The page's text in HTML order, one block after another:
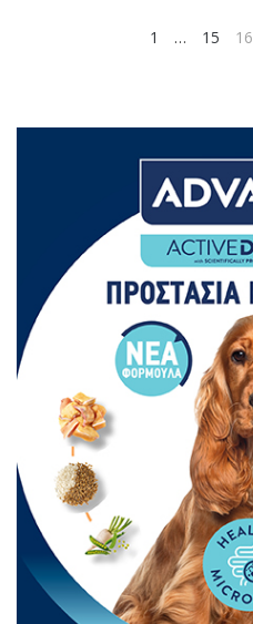
1 … 15 16